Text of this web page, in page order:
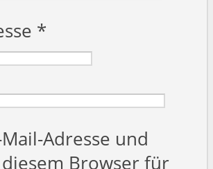
*
Adresse und
Browser für